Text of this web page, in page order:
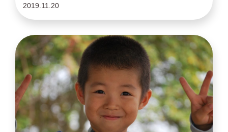
2019.11.20